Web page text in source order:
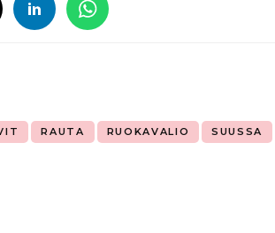
RAUTA RUOKAVALIO SUUSSA